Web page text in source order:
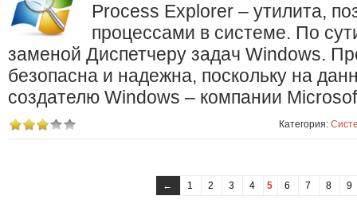
Process Explorer – утилита,
процессами в системе. По
заменой Диспетчеру задач Windows.
безопасна и надежна, поскольку на
создателю Windows – компании
Категория:
← 1 2 3 4 5 6 7 8 9